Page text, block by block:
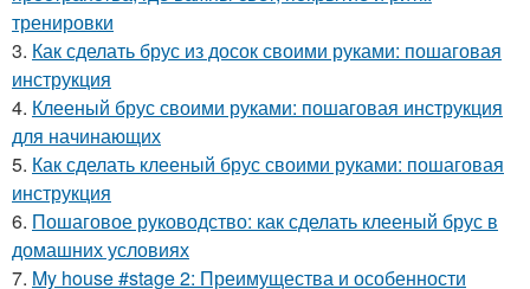
тренировки
3. Как сделать брус из досок своими руками: пошаговая
инструкция
4. Клееный брус своими руками: пошаговая инструкция
для начинающих
5. Как сделать клееный брус своими руками: пошаговая
инструкция
6. Пошаговое руководство: как сделать клееный брус в
домашних условиях
7. My house #stage 2: Преимущества и особенности